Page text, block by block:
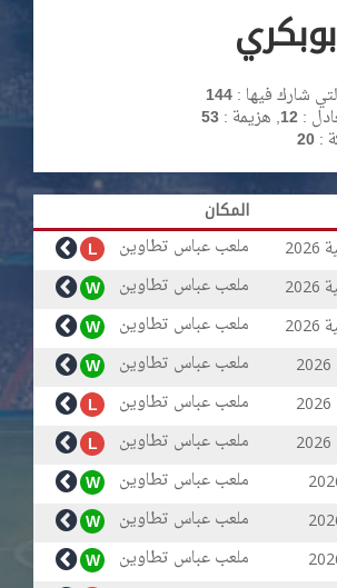
شارك فيها :144
:
12, هزيمة :53
:
المكان
L
ملعب عباس تطاوين 2026
W ملعب عباس تطاوين 2026
W ملعب عباس تطاوين 2026
W ملعب عباس تطاوين 2026
L ملعب عباس تطاوين 2026
L ملعب عباس تطاوين 2026
W ملعب عباس تطاوين
W ملعب عباس تطاوين
W ملعب عباس تطاوين